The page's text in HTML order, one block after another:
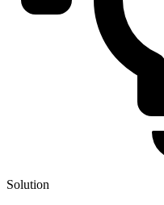
Solution